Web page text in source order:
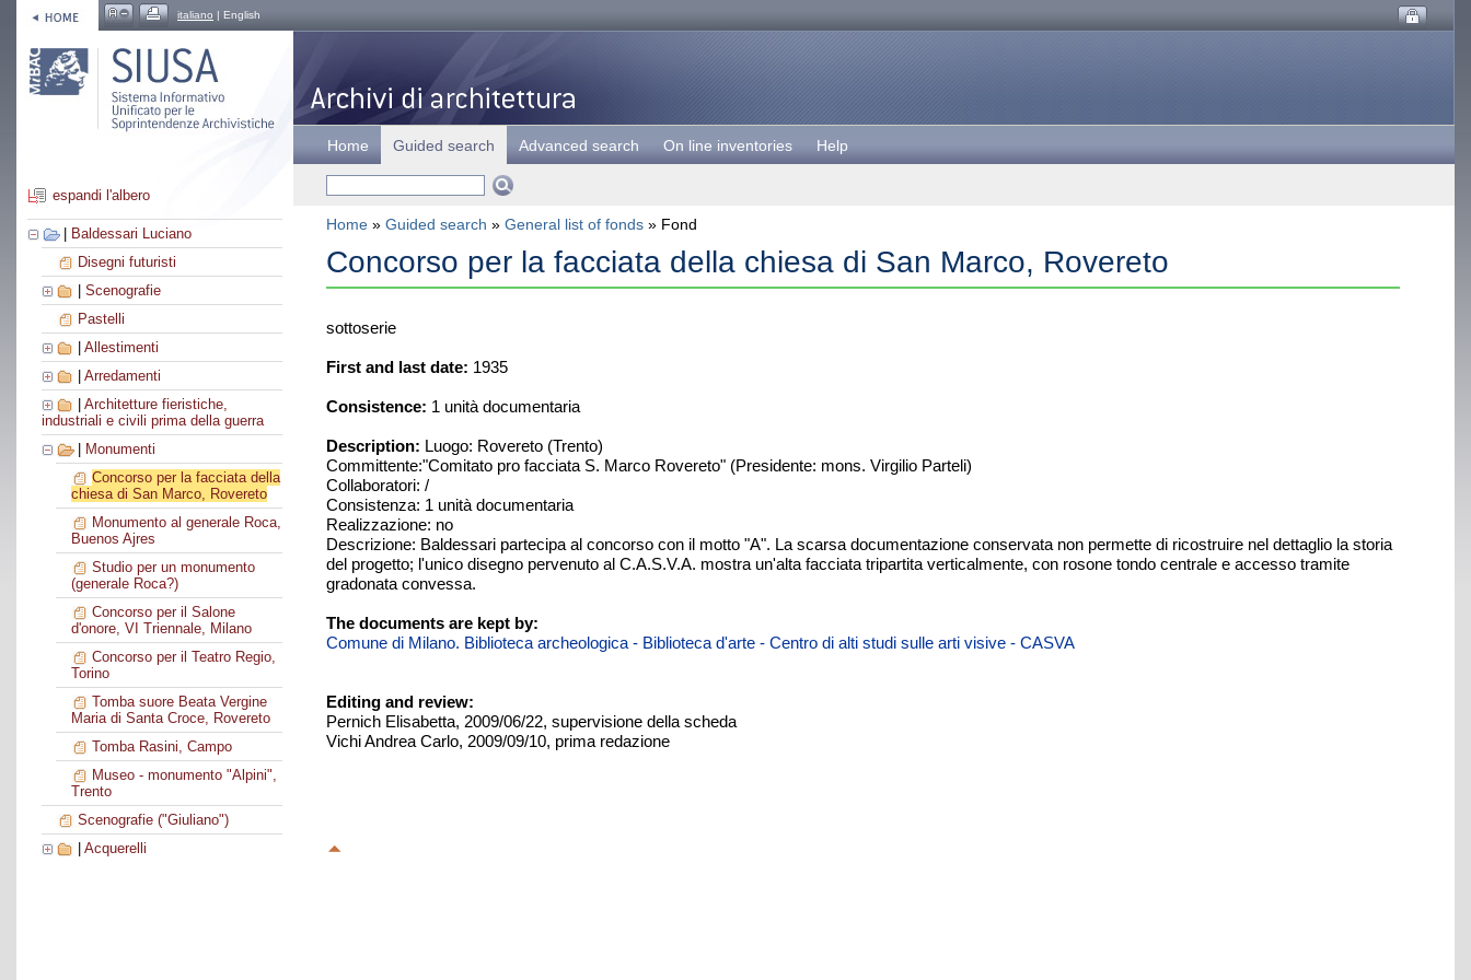
italiano | English
espandi l'albero
Baldessari Luciano
Disegni futuristi
Scenografie
Pastelli
Allestimenti
Arredamenti
Architetture fieristiche,
industriali e civili prima della guerra
Monumenti
Concorso per la facciata della
chiesa di San Marco, Rovereto
Monumento al generale Roca,
Buenos Ajres
Studio per un monumento
(generale Roca?)
Concorso per il Salone
d'onore, VI Triennale, Milano
Concorso per il Teatro Regio,
Torino
Tomba suore Beata Vergine
Maria di Santa Croce, Rovereto
Tomba Rasini, Campo
Museo - monumento "Alpini",
Trento
Scenografie ("Giuliano")
Acquerelli
Home Guided search Advanced search On line inventories Help
Home » Guided search » General list of fonds » Fond
Concorso per la facciata della chiesa di San Marco, Rovereto
sottoserie
First and last date: 1935
Consistence: 1 unità documentaria
Description: Luogo: Rovereto (Trento)
Committente:"Comitato pro facciata S. Marco Rovereto" (Presidente: mons. Virgilio Parteli)
Collaboratori: /
Consistenza: 1 unità documentaria
Realizzazione: no
Descrizione: Baldessari partecipa al concorso con il motto "A". La scarsa documentazione conservata non permette di ricostruire nel dettaglio la storia
del progetto; l'unico disegno pervenuto al C.A.S.V.A. mostra un'alta facciata tripartita verticalmente, con rosone tondo centrale e accesso tramite
gradonata convessa.
The documents are kept by:
Comune di Milano. Biblioteca archeologica - Biblioteca d'arte - Centro di alti studi sulle arti visive - CASVA
Editing and review:
Pernich Elisabetta, 2009/06/22, supervisione della scheda
Vichi Andrea Carlo, 2009/09/10, prima redazione